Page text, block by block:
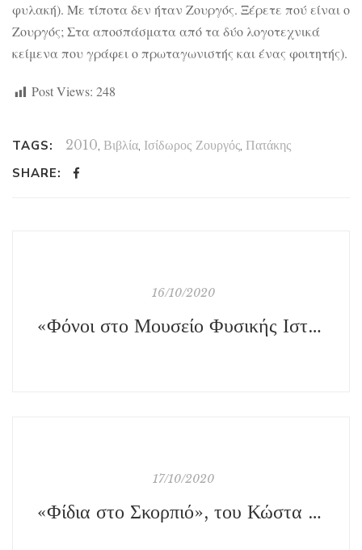
φυλακή). Με τίποτα δεν ήταν Ζουργός. Ξέρετε πού είναι ο
Ζουργός; Στα αποσπάσματα από τα δύο λογοτεχνικά
κείμενα που γράφει ο πρωταγωνιστής και ένας φοιτητής).
Post Views: 248
TAGS: 2010, Βιβλία, Ισίδωρος Ζουργός, Πατάκης
SHARE:
16/10/2020
«Φόνοι στο Μουσείο Φυσικής Ιστορίας», της Veronique Roy, εκδ. Πόλις
17/10/2020
«Φίδια στο Σκορπιό», του Κώστα Μουζουράκη, εκδ. Καστανιώτη